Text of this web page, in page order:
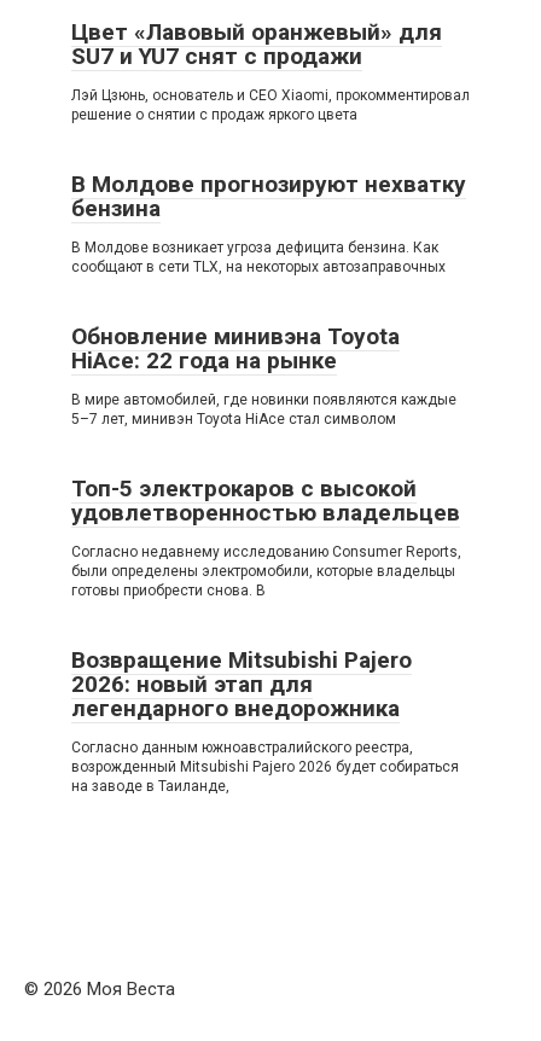
Цвет «Лавовый оранжевый» для
SU7 и YU7 снят с продажи
Лэй Цзюнь, основатель и CEO Xiaomi, прокомментировал
решение о снятии с продаж яркого цвета
В Молдове прогнозируют нехватку
бензина
В Молдове возникает угроза дефицита бензина. Как
сообщают в сети TLX, на некоторых автозаправочных
Обновление минивэна Toyota
HiAce: 22 года на рынке
В мире автомобилей, где новинки появляются каждые
5–7 лет, минивэн Toyota HiAce стал символом
Топ-5 электрокаров с высокой
удовлетворенностью владельцев
Согласно недавнему исследованию Consumer Reports,
были определены электромобили, которые владельцы
готовы приобрести снова. В
Возвращение Mitsubishi Pajero
2026: новый этап для
легендарного внедорожника
Согласно данным южноавстралийского реестра,
возрожденный Mitsubishi Pajero 2026 будет собираться
на заводе в Таиланде,
© 2026 Моя Веста